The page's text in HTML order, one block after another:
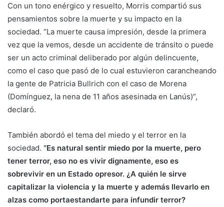
Con un tono enérgico y resuelto, Morris compartió sus
pensamientos sobre la muerte y su impacto en la
sociedad. “La muerte causa impresión, desde la primera
vez que la vemos, desde un accidente de tránsito o puede
ser un acto criminal deliberado por algún delincuente,
como el caso que pasó de lo cual estuvieron carancheando
la gente de Patricia Bullrich con el caso de Morena
(Domínguez, la nena de 11 años asesinada en Lanús)”,
declaró.
También abordó el tema del miedo y el terror en la
sociedad. “Es natural sentir miedo por la muerte, pero
tener terror, eso no es vivir dignamente, eso es
sobrevivir en un Estado opresor. ¿A quién le sirve
capitalizar la violencia y la muerte y además llevarlo en
alzas como portaestandarte para infundir terror?